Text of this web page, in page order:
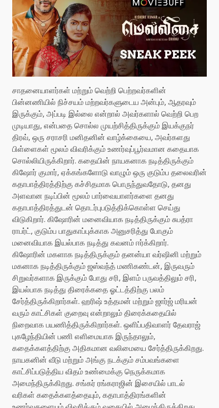
சாதனையாளர்கள் மற்றும் வெற்றி பெற்றவர்களின்
பின்னணியில் நிச்சயம் மற்றவர்களுடைய அன்பும், ஆதரவும்
இருக்கும், அப்படி இல்லை என்றால் அவர்களால் வெற்றி பெற
முடியாது, என்பதை சொல்ல முயற்சித்திருக்கும் இயக்குநர்
திரவ், ஒரு சராசரி மனிதனின் வாழ்க்கையை, அவர்களது
பிள்ளைகள் மூலம் விவரிக்கும் உணர்வுப்பூர்வமான கதையாக
சொல்லியிருக்கிறார். கதையின் நாயகனாக நடித்திருக்கும்
கிஷோர் குமார், ஏக்கங்களோடு வாழும் ஒரு குடும்ப தலைவரின்
கதாபாத்திரத்திற்கு கச்சிதமாக பொருந்துவதோடு, தனது
அளவான நடிப்பின் மூலம் பார்வையாளர்களை தனது
கதாபாத்திரத்துடன் தொடர்புபடுத்திக்கொள்ள செய்து
விடுகிறார். கிஷோரின் மனைவியாக நடித்திருக்கும் சுபத்ரா
ராபர்ட், குடும்ப பாதுகாப்புக்காக அனுசரித்து போகும்
மனைவியாக இயல்பாக நடித்து கவனம் ஈர்க்கிறார்.
கிஷோரின் மகளாக நடித்திருக்கும் தனன்யா வர்ஷினி மற்றும்
மகனாக நடித்திருக்கும் ஜஸ்வந்த் மணிகண்டன், இருவரும்
சிறுவர்களாக இருக்கும் போது சரி, இளம் பருவத்திலும் சரி,
இயல்பாக நடித்து திரைக்கதை ஓட்டத்திற்கு பலம்
சேர்த்திருக்கிறார்கள். ஹரிஷ் உத்தமன் மற்றும் ஜார்ஜ் மரியன்
வரும் காட்சிகள் குறைவு என்றாலும் திரைக்கதையில்
நிறைவாக பயணித்திருக்கிறார்கள். ஒளிப்பதிவாளர் தேவராஜ்
புகழேந்தியின் பணி எளிமையாக இருந்தாலும்,
கதைக்களத்திற்கு அதிகமான வலிமையை சேர்த்திருக்கிறது.
நாயகனின் வீடு மற்றும் அங்கு நடக்கும் சம்பவங்களை
காட்சிப்படுத்திய விதம் உண்மைக்கு நெருக்கமாக
அமைந்திருக்கிறது. சங்கர் ரங்கராஜின் இசையில் பாடல்
வரிகள் கதைக்களத்தையும், கதாபாத்திரங்களின்